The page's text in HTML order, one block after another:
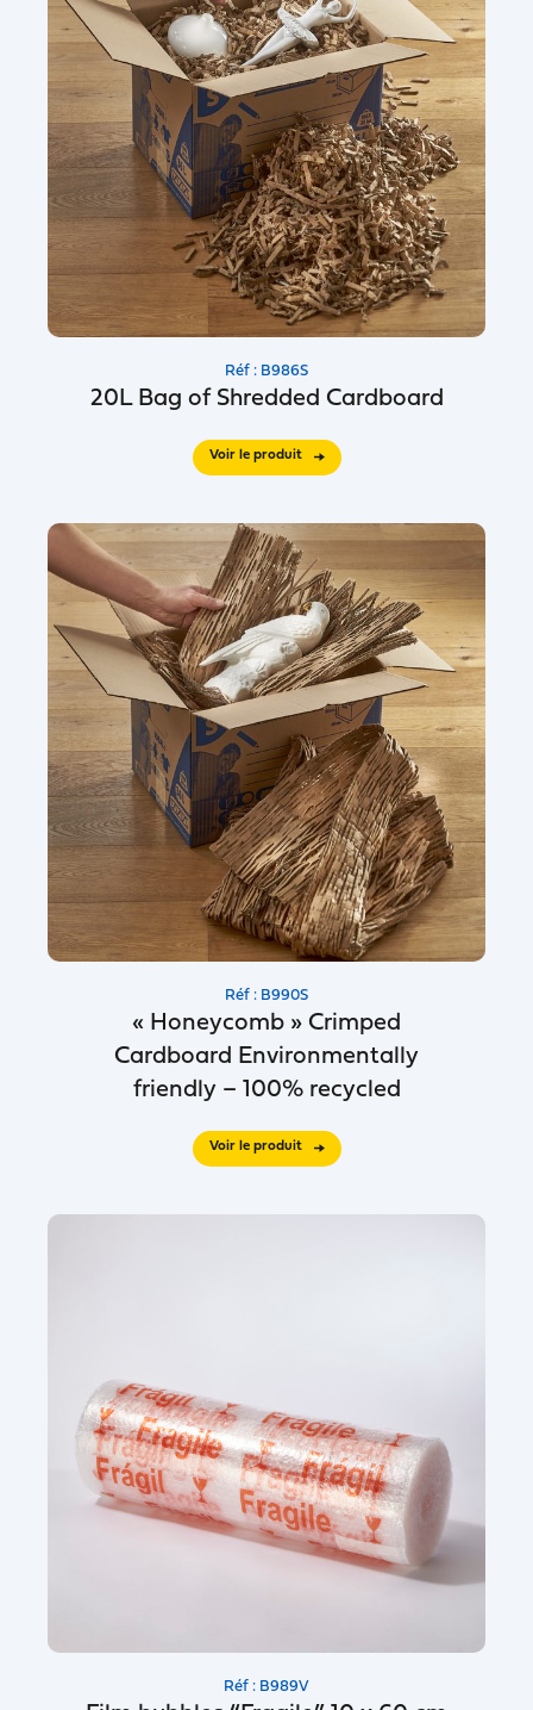
Réf : B986S
20L Bag of Shredded Cardboard
Voir le produit
Réf : B990S
« Honeycomb » Crimped
Cardboard Environmentally
friendly – 100% recycled
Voir le produit
Réf : B989V